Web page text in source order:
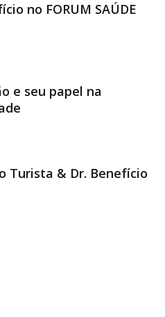
no FORUM SAÚDE
e seu papel na
Turista & Dr. Benefício